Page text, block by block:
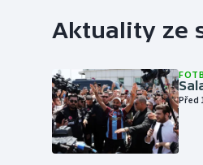
Aktuality ze
Před